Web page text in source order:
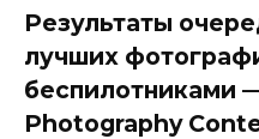
Результаты
лучших
беспилотниками
Photography